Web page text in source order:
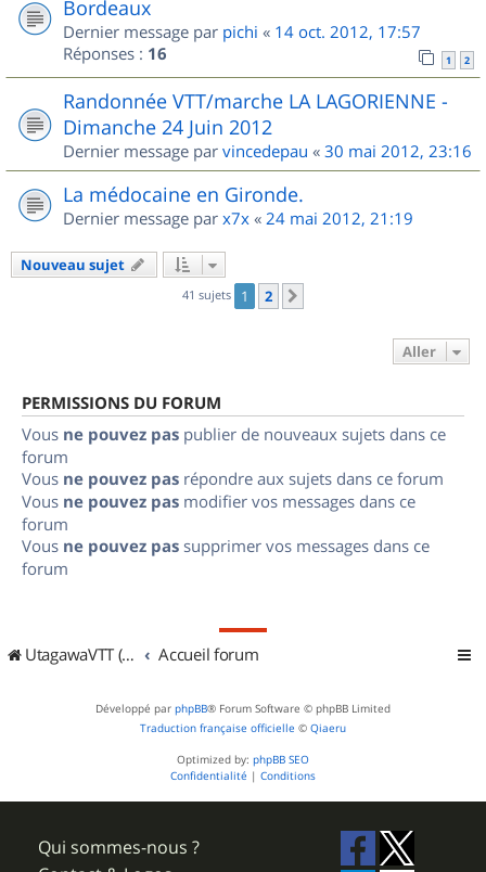
Bordeaux
Dernier message par pichi « 14 oct. 2012, 17:57
Réponses : 16 1 2
Randonnée VTT/marche LA LAGORIENNE -
Dimanche 24 Juin 2012
Dernier message par vincedepau « 30 mai 2012, 23:16
La médocaine en Gironde.
Dernier message par x7x « 24 mai 2012, 21:19
Nouveau sujet
41 sujets 1 2
Aller
PERMISSIONS DU FORUM
Vous ne pouvez pas publier de nouveaux sujets dans ce
forum
Vous ne pouvez pas répondre aux sujets dans ce forum
Vous ne pouvez pas modifier vos messages dans ce
forum
Vous ne pouvez pas supprimer vos messages dans ce
forum
UtagawaVTT (Randos VTT et VTTAE avec traces GPS) Accueil forum
Développé par phpBB® Forum Software © phpBB Limited
Traduction française officielle © Qiaeru
Optimized by: phpBB SEO
Confidentialité | Conditions
Qui sommes-nous ?